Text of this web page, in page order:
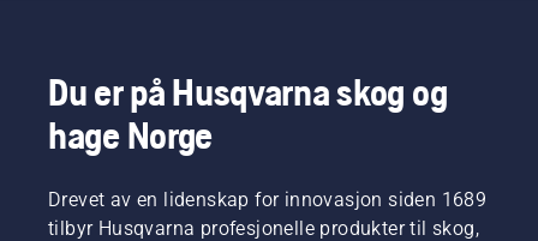
Du er på Husqvarna skog og
hage Norge
Drevet av en lidenskap for innovasjon siden 1689
tilbyr Husqvarna profesjonelle produkter til skog,